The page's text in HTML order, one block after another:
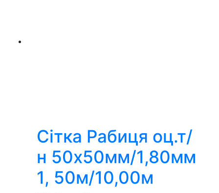
Сітка Рабиця оц.т/
н 50х50мм/1,80мм
1, 50м/10,00м